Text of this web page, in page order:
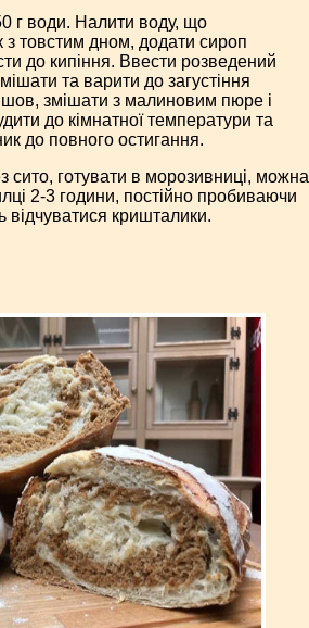
г води. Налити воду, що
товстим дном, додати сироп
до кипіння. Ввести розведений
та варити до загустіння
змішати з малиновим пюре і
до кімнатної температури та
до повного остигання.
сито, готувати в морозивниці, можна
2-3 години, постійно пробиваючи
відчуватися кришталики.